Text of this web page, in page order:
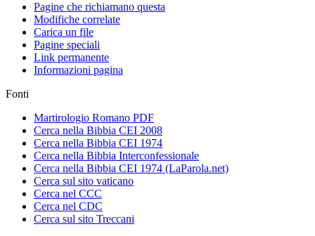
Pagine che richiamano questa
Modifiche correlate
Carica un file
Pagine speciali
Link permanente
Informazioni pagina
Fonti
Martirologio Romano PDF
Cerca nella Bibbia CEI 2008
Cerca nella Bibbia CEI 1974
Cerca nella Bibbia Interconfessionale
Cerca nella Bibbia CEI 1974 (LaParola.net)
Cerca sul sito vaticano
Cerca nel CCC
Cerca nel CDC
Cerca sul sito Treccani